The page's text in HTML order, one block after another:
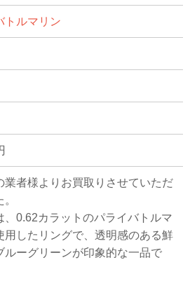
トルマリン
業者様よりお買取りさせていただ
、0.62カラットのパライバトルマ
用したリングで、透明感のある鮮
ルーグリーンが印象的な一品で